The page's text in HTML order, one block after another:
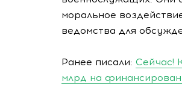
моральное
ведомства для
Ранее писали: Сейчас!
млрд на